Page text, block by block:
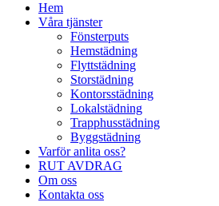
Hem
Våra tjänster
Fönsterputs
Hemstädning
Flyttstädning
Storstädning
Kontorsstädning
Lokalstädning
Trapphusstädning
Byggstädning
Varför anlita oss?
RUT AVDRAG
Om oss
Kontakta oss